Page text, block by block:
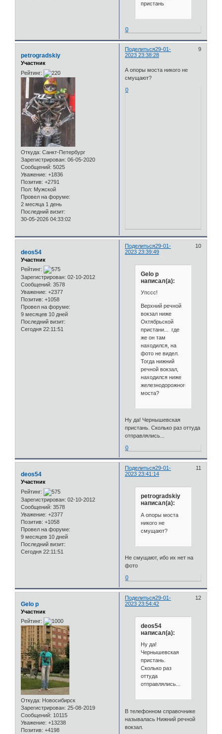
пристань
0
Поделиться 9
29-01-
2023 23:38:28
petrogradskiy
Участник
Рейтинг:
Откуда: Санкт-Петербург
Зарегистрирован: 06-05-2020
Сообщений: 5025
Уважение: +1836
Позитив: +2791
Пол: Мужской
Провел на форуме:
2 месяца 1 день
Последний визит:
30-05-2026 04:33:02
А опоры моста никого не
смущают?
0
Поделиться 10
29-01-
2023 23:39:49
deos54
Участник
Рейтинг:
Зарегистрирован: 02-10-2012
Сообщений: 3578
Уважение: +2377
Позитив: +1058
Провел на форуме:
9 месяцев 10 дней
Последний визит:
Сегодня 22:11:51
Gelo p
написал(а):
Упссс!
Верхний речной
вокзал ниже
Октябрьской
пристани... где
же он там
находился, на
фото не видел.
Тогда нижний
речной вокзал,
находился ниже
железнодорожного
моста?
Ну да! Чернышевская
пристань. Сколько раз оттуда
отправлялись...
0
Поделиться 11
29-01-
2023 23:41:14
deos54
Участник
Рейтинг:
Зарегистрирован: 02-10-2012
Сообщений: 3578
Уважение: +2377
Позитив: +1058
Провел на форуме:
9 месяцев 10 дней
Последний визит:
Сегодня 22:11:51
petrogradskiy
написал(а):
А опоры моста
никого не
смущают?
Не смущают, ибо их нет на
фото
0
Поделиться 12
29-01-
2023 23:54:42
Gelo p
Участник
Рейтинг:
Откуда: Новосибирск
Зарегистрирован: 25-08-2019
Сообщений: 10115
Уважение: +13238
Позитив: +4198
deos54
написал(а):
Ну да!
Чернышевская
пристань.
Сколько раз
оттуда
отправлялись...
В телефонном справочнике
называлась Нижний речной
вокзал.